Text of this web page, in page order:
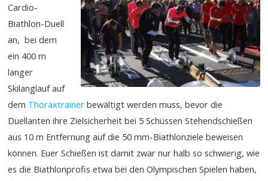
Cardio-
Biathlon-Duell
an, bei dem
ein 400 m
langer
Skilanglauf auf
dem Thoraxtrainer bewältigt werden muss, bevor die
Duellanten ihre Zielsicherheit bei 5 Schüssen Stehendschießen
aus 10 m Entfernung auf die 50 mm-Biathlonziele beweisen
können. Euer Schießen ist damit zwar nur halb so schwierig, wie
es die Biathlonprofis etwa bei den Olympischen Spielen haben,